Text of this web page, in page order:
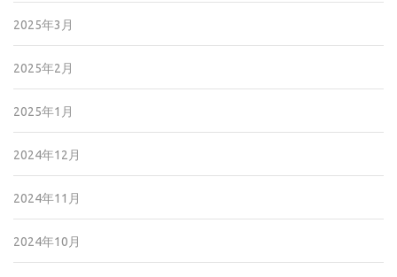
2025年3月
2025年2月
2025年1月
2024年12月
2024年11月
2024年10月